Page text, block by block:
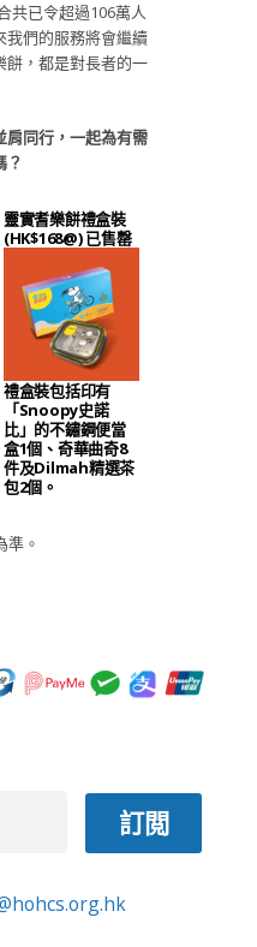
共已令超過106萬人
我們的服務將會繼續
餅，都是對長者的一
肩同行，一起為有需
？
靈實耆樂餅禮盒裝
(HK$168@)已售罄
禮盒裝包括印有
「Snoopy史諾
比」的不鏽鋼便當
盒1個、奇華曲奇8
件及Dilmah精選茶
包2個。
。